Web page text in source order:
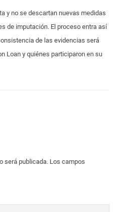
y no se descartan nuevas medidas
de imputación. El proceso entra así
de las evidencias será
Loan y quiénes participaron en su
será publicada. Los campos